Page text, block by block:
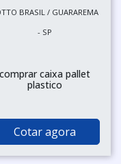
BRASIL / GUARAREMA
- SP
comprar caixa pallet
plastico
Cotar agora